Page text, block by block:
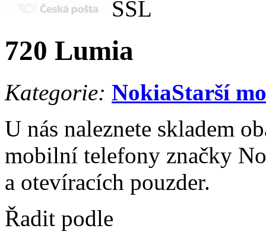
720 Lumia
Kategorie: NokiaStarší
U nás naleznete skladem
mobilní telefony značky
a otevíracích pouzder.
Řadit podle